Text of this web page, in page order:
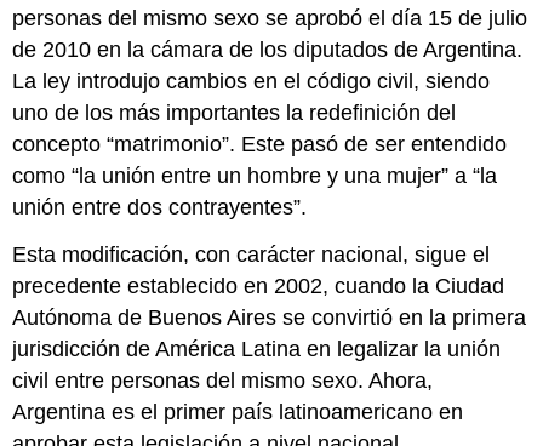
personas del mismo sexo se aprobó el día 15 de julio
de 2010 en la cámara de los diputados de Argentina.
La ley introdujo cambios en el código civil, siendo
uno de los más importantes la redefinición del
concepto “matrimonio”. Este pasó de ser entendido
como “la unión entre un hombre y una mujer” a “la
unión entre dos contrayentes”.
Esta modificación, con carácter nacional, sigue el
precedente establecido en 2002, cuando la Ciudad
Autónoma de Buenos Aires se convirtió en la primera
jurisdicción de América Latina en legalizar la unión
civil entre personas del mismo sexo. Ahora,
Argentina es el primer país latinoamericano en